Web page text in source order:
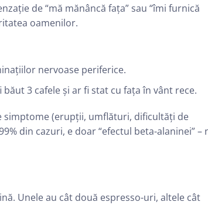
de “mă mănâncă fața” sau “îmi furnică
oamenilor.
nervoase periferice.
3 cafele și ar fi stat cu fața în vânt rece.
simptome (erupții, umflături, dificultăți de
din cazuri, e doar “efectul beta-alaninei” –
Unele au cât două espresso-uri, altele cât